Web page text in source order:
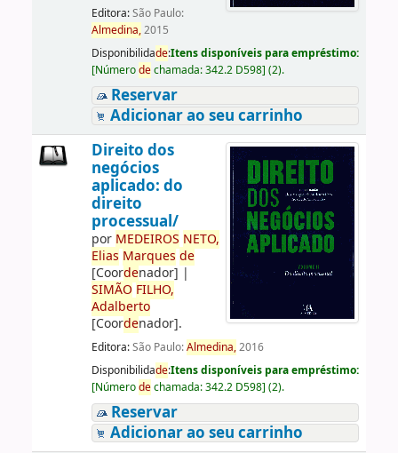
Editora:São Paulo:
Almedina,2015
Disponibilidade:Itens disponíveis para empréstimo:
[Númerodechamada:342.2 D598] (2).
Reservar
Adicionar ao seu carrinho
Direito dos
negócios
aplicado: do
direito
processual/
por MEDEIROS NETO,
Elias Marques de
[Coordenador] |
SIMÃO FILHO,
Adalberto
[Coordenador].
Editora:São Paulo:Almedina,2016
Disponibilidade:Itens disponíveis para empréstimo:
[Númerodechamada:342.2 D598] (2).
Reservar
Adicionar ao seu carrinho